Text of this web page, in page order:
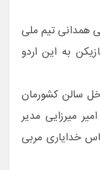
همدانی تیم ملی
سارن کشورمان، ۲۵ بازیکن به این اردو
سالن کشورمان
میرزایی مدیر
خدایاری مربی